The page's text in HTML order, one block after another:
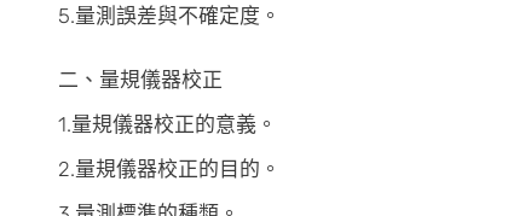
5.量測誤差與不確定度。
二、量規儀器校正
1.量規儀器校正的意義。
2.量規儀器校正的目的。